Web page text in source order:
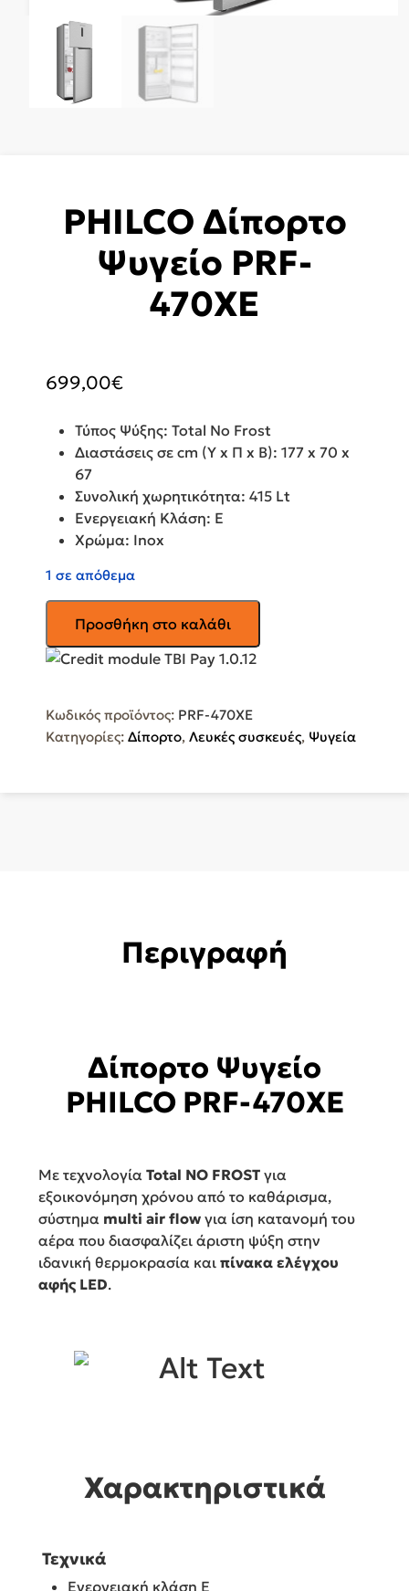
PHILCO Δίπορτο
Ψυγείο PRF-
470XE
699,00€
Τύπος Ψύξης: Total No Frost
Διαστάσεις σε cm (Υ x Π x Β): 177 x 70 x
67
Συνολική χωρητικότητα: 415 Lt
Ενεργειακή Κλάση: E
Χρώμα: Inox
1 σε απόθεμα
Δίπορτο
Ψυγείο
ποσότητα
Προσθήκη στο καλάθι
Κωδικός προϊόντος: PRF-470XE
Κατηγορίες: Δίπορτο, Λευκές συσκευές, Ψυγεία
Περιγραφή
Δίπορτο Ψυγείο
PHILCO PRF-470XE
Με τεχνολογία Total NO FROST για
εξοικονόμηση χρόνου από το καθάρισμα,
σύστημα multi air flow για ίση κατανομή του
αέρα που διασφαλίζει άριστη ψύξη στην
ιδανική θερμοκρασία και πίνακα ελέγχου
αφής LED.
Χαρακτηριστικά
Τεχνικά
Ενεργειακή κλάση E